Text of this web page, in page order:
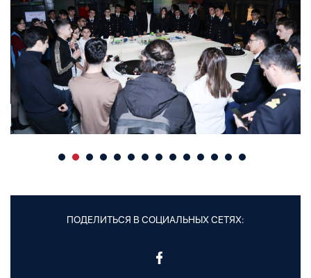
ПОДЕЛИТЬСЯ В СОЦИАЛЬНЫХ СЕТЯХ: